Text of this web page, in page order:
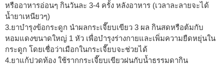
หรืออาหารอ่อนๆ กินวันละ 3-4 ครั้ง หลังอาหาร (เวลาละลายจะได้
น้ำยาเหนียวๆ)
3.ยาบำรุงข้อกระดูก นำผลกระเจี๊ยบเขียว 3 ผล กินสดหรือต้มกับ
หอมแดงขนาดใหญ่ 1 หัว เพื่อบำรุงร่างกายและเพิ่มความยืดหยุ่นใน
กระดูก โดยเชื่อว่าเมือกในกระเจี๊ยบจะช่วยได้
4.ยาแก้ปวดท้อง ใช้รากกระเจี๊ยบเขียวฝนกับน้ำธรรมดากิน